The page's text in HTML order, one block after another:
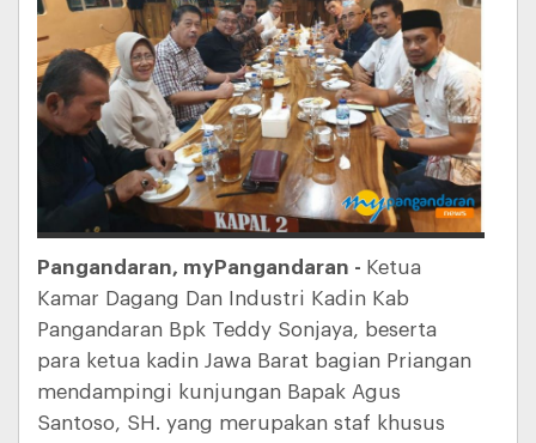
Pangandaran, myPangandaran - Ketua
Kamar Dagang Dan Industri Kadin Kab
Pangandaran Bpk Teddy Sonjaya, beserta
para ketua kadin Jawa Barat bagian Priangan
mendampingi kunjungan Bapak Agus
Santoso, SH. yang merupakan staf khusus